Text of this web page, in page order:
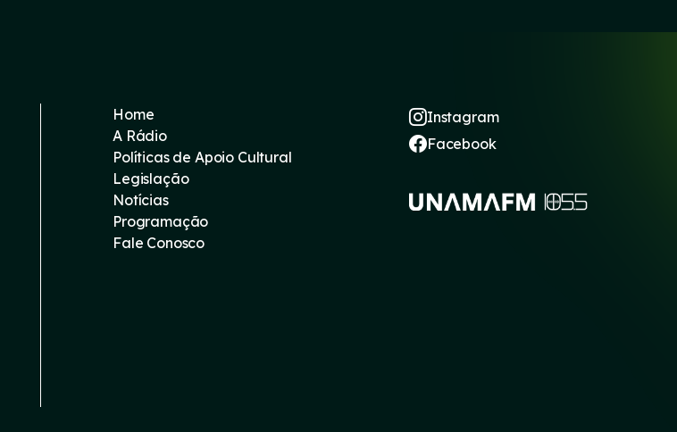
Home
A Rádio
Políticas de Apoio Cultural
Legislação
Notícias
Programação
Fale Conosco
Instagram
Facebook